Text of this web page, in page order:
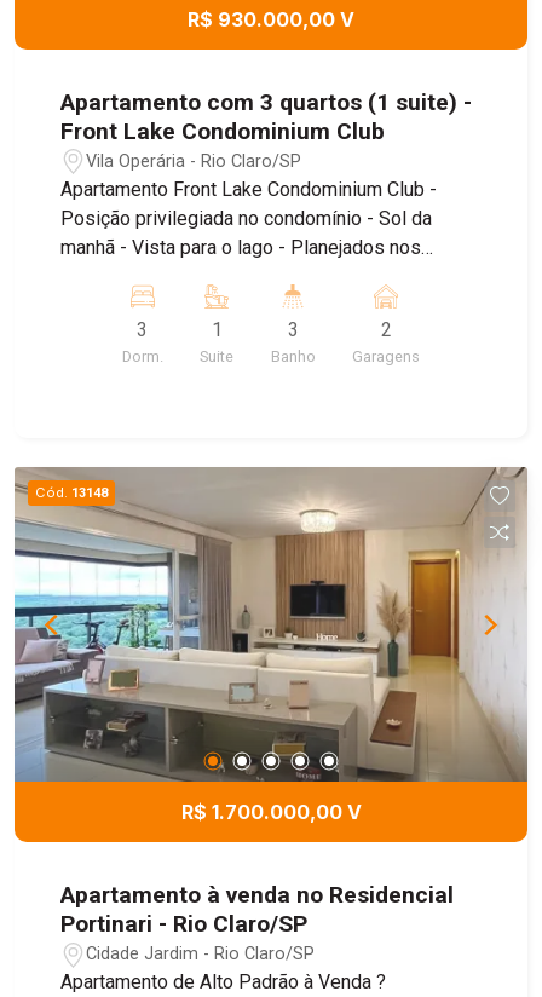
R$ 930.000,00 V
Apartamento com 3 quartos (1 suite) -
Front Lake Condominium Club
Vila Operária - Rio Claro/SP
Apartamento Front Lake Condominium Club -
Posição privilegiada no condomínio - Sol da
manhã - Vista para o lago - Planejados nos
estar e jantar integradas - 3 dormitórios, sendo 1
suíte - Sacada com vista panorâmica - 2 vagas de
garagem Venha morar em um dos melhores
3
Dorm.
1
Suite
3
Banho
2
Garagens
Cód. 13148
R$ 1.700.000,00 V
Apartamento à venda no Residencial
Portinari - Rio Claro/SP
Cidade Jardim - Rio Claro/SP
Apartamento de Alto Padrão à Venda ?